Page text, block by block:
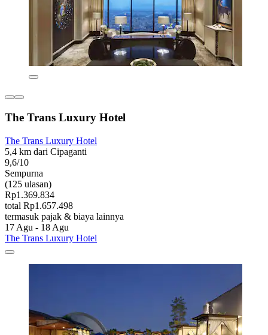
The Trans Luxury Hotel
The Trans Luxury Hotel
5,4 km dari Cipaganti
9,6/10
Sempurna
(125 ulasan)
Rp1.369.834
total Rp1.657.498
termasuk pajak & biaya lainnya
17 Agu - 18 Agu
The Trans Luxury Hotel